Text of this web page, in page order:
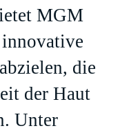
MGM
die
der Haut
Unter